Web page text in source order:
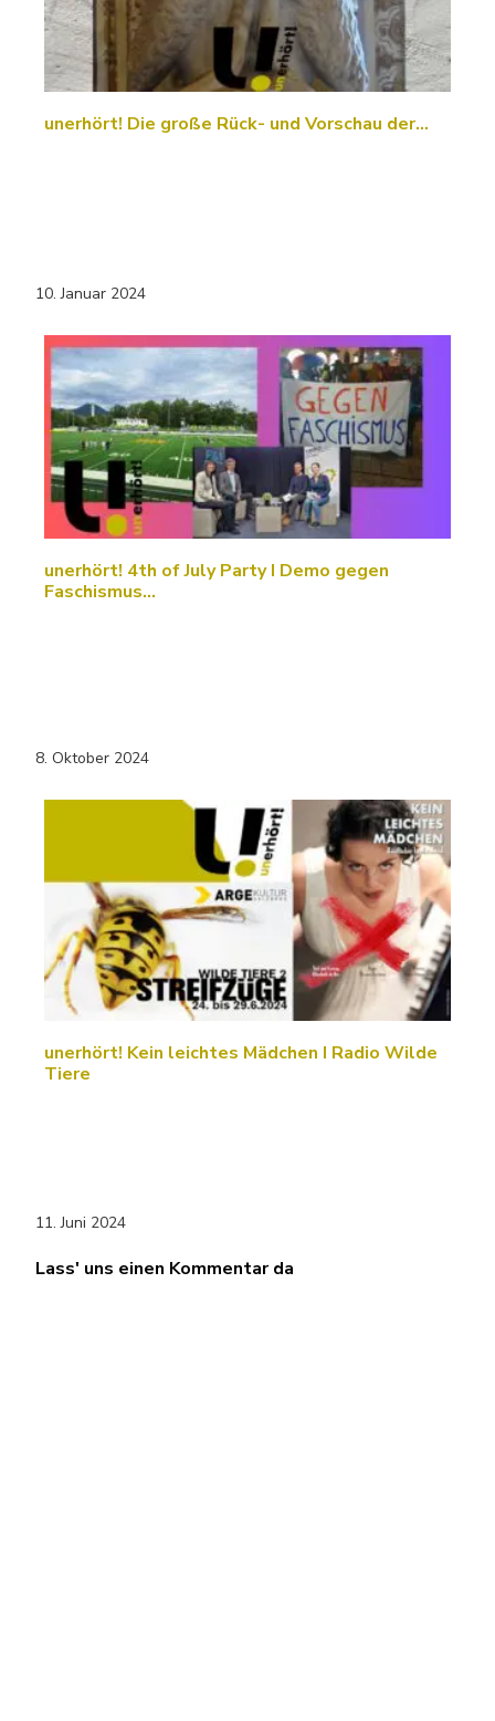
unerhört! Die große Rück- und Vorschau der…
10. Januar 2024
unerhört! 4th of July Party I Demo gegen
Faschismus…
8. Oktober 2024
unerhört! Kein leichtes Mädchen I Radio Wilde
Tiere
11. Juni 2024
Lass' uns einen Kommentar da